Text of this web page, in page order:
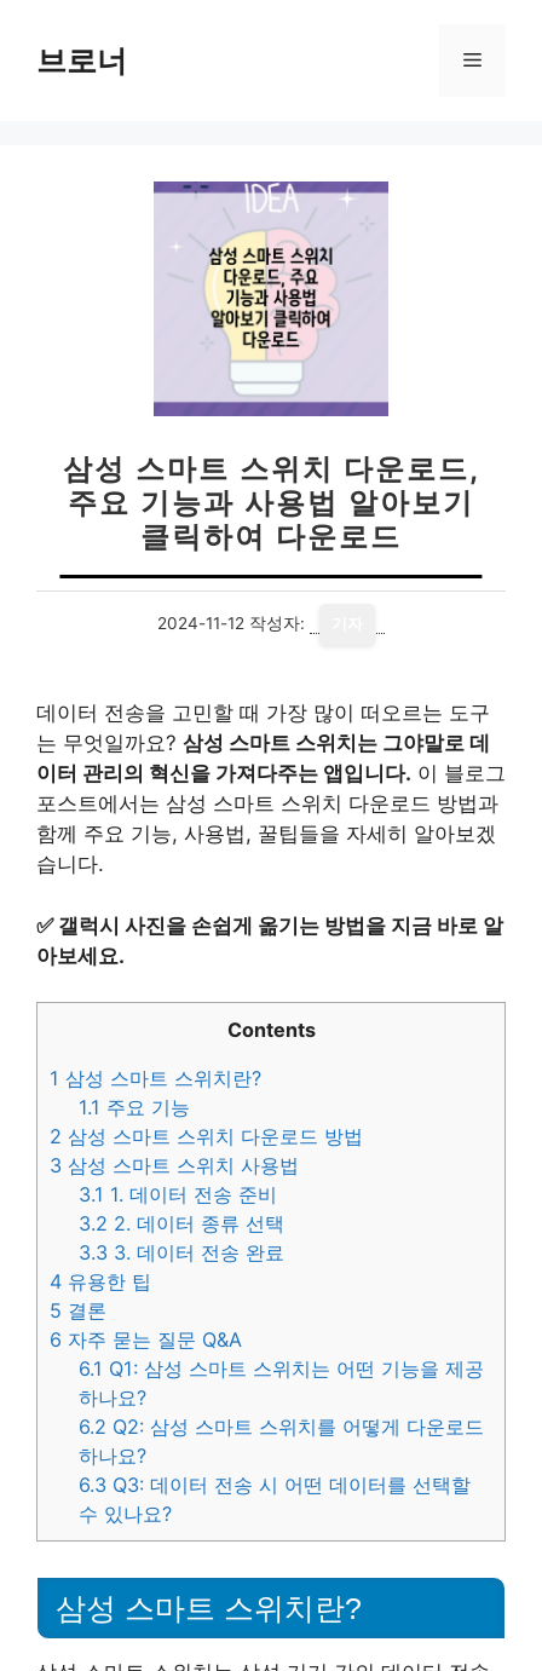
브로너 메
삼성 스마트 스위치 다운로드,
주요 기능과 사용법 알아보기
클릭하여 다운로드
2024-11-12 작성자:
데이터 전송을 고민할 때 가장 많이 떠오르는 도구
는 무엇일까요? 삼성 스마트 스위치는 그야말로 데
이터 관리의 혁신을 가져다주는 앱입니다. 이 블로그
포스트에서는 삼성 스마트 스위치 다운로드 방법과
함께 주요 기능, 사용법, 꿀팁들을 자세히 알아보겠
습니다.
✅ 갤럭시 사진을 손쉽게 옮기는 방법을 지금 바로 알
아보세요.
Contents
1 삼성 스마트 스위치란?
1.1 주요 기능
2 삼성 스마트 스위치 다운로드 방법
3 삼성 스마트 스위치 사용법
3.1 1. 데이터 전송 준비
3.2 2. 데이터 종류 선택
3.3 3. 데이터 전송 완료
4 유용한 팁
5 결론
6 자주 묻는 질문 Q&A
6.1 Q1: 삼성 스마트 스위치는 어떤 기능을 제공
하나요?
6.2 Q2: 삼성 스마트 스위치를 어떻게 다운로드
하나요?
6.3 Q3: 데이터 전송 시 어떤 데이터를 선택할
수 있나요?
삼성 스마트 스위치란?